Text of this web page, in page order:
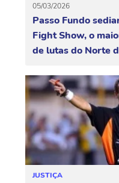
05/03/2026
Passo Fundo
Fight Show, o
de lutas do Norte
JUSTIÇA